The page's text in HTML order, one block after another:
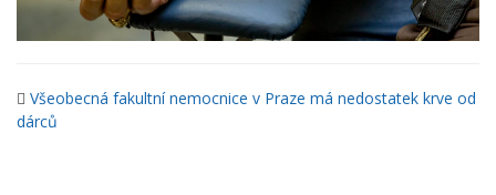
Všeobecná fakultní nemocnice v Praze má nedostatek krve od
dárců